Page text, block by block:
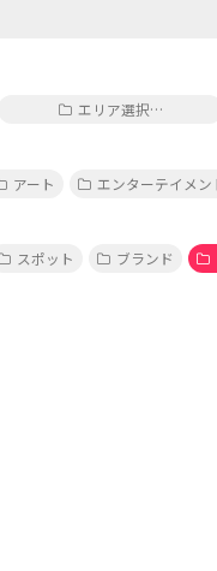
エリア選択…
アート エンターテイメン
スポット ブランド